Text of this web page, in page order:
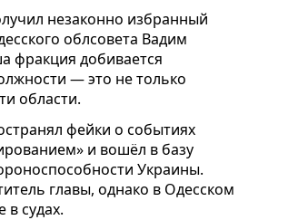
незаконно избранный
облсовета Вадим
фракция добивается
— это не только
области.
фейки о событиях
и вошёл в базу
Украины.
главы, однако в Одесском
судах.